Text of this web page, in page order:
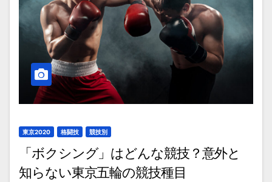
東京2020 格闘技 競技別
「ボクシング」はどんな競技？意外と
知らない東京五輪の競技種目